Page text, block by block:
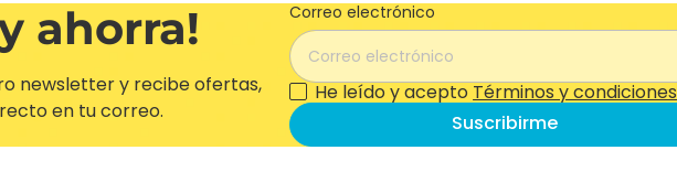
ahorra!
newsletter y recibe ofertas,
en tu correo.
Correo electrónico
He leído y acepto Términos y condiciones
Suscribirme